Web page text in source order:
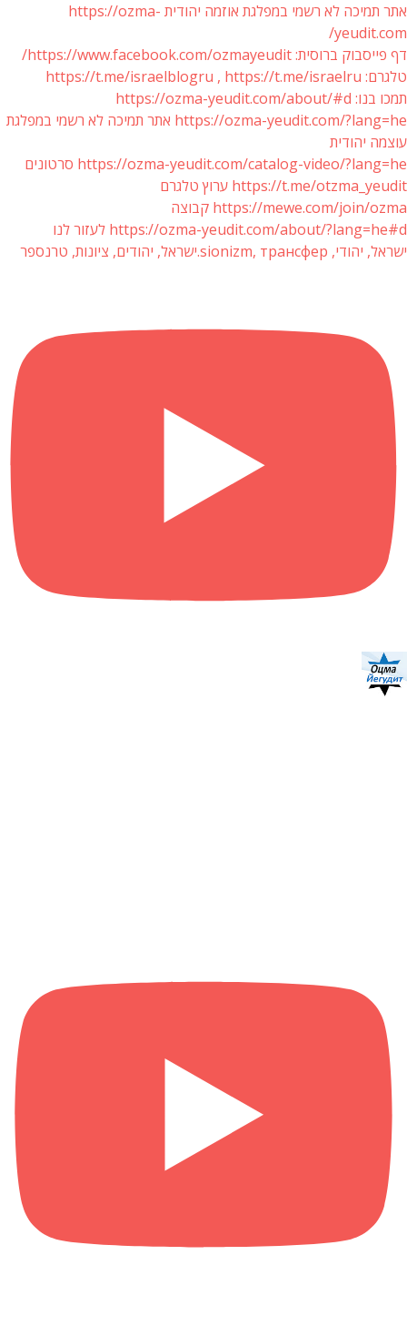
אתר תמיכה לא רשמי במפלגת אוזמה יהודית https://ozma-
yeudit.com/
דף פייסבוק ברוסית: https://www.facebook.com/ozmayeudit/
טלגרם: https://t.me/israelblogru , https://t.me/israelru
תמכו בנו: https://ozma-yeudit.com/about/#d
https://ozma-yeudit.com/?lang=he אתר תמיכה לא רשמי במפלגת
עוצמה יהודית
https://ozma-yeudit.com/catalog-video/?lang=he סרטונים
https://t.me/otzma_yeudit ערוץ טלגרם
https://mewe.com/join/ozma קבוצה
https://ozma-yeudit.com/about/?lang=he#d לעזור לנו
ישראל, יהודי, sionizm, трансфер.ישראל, יהודים, ציונות, טרנספר